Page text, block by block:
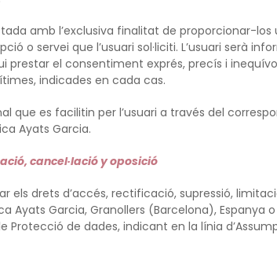
amb l’exclusiva finalitat de proporcionar-
o servei que l’usuari sol·liciti. L’usuari serà
prestar el consentiment exprés, precís i
indicades en cada cas.
que es facilitin per l’usuari a través del
Ayats Garcia.
cancel·lació y oposició
els drets d’accés, rectificació, supressió,
Ayats Garcia, Granollers (Barcelona), Espanya
Protecció de dades, indicant en la línia